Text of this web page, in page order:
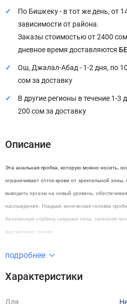
По Бишкеку - в тот же день, от
зависимости от района.
Заказы стоимостью от 2400
дневное время доставляются
Ош, Джалал-Абад - 1-2 дня, по
сом за доставку
В другие регионы в течение 1-3
200 сом за доставку
Описание
Эта анальная пробка, которую можно носить,
ограничивает отток крови от эректильной
выводить оргазм на новый уровень,
наслаждение. Гладкая, коническая головка
безопасную глубину снаружи тела, заполняя
внутренние стенки.
подробнее
Характеристики
Для